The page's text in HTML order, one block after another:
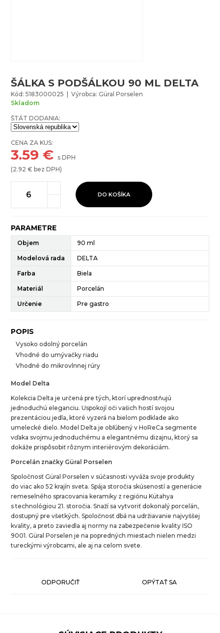
ŠÁLKA S PODŠÁLKOU 90 ML DELTA
Kód: 5183000025 | Výrobca: Güral Porselen
Skladom
ŠTÁT DODANIA:
CENA ZA KUS:
3.59 € s DPH
(2.92 € bez DPH)
DO KOŠÍKA
PARAMETRE
Objem 90 ml
Modelová rada DELTA
Farba Biela
Materiál Porcelán
Určenie Pre gastro
POPIS
Vysoko odolný porcelán
Vhodné do umývačky riadu
Vhodné do mikrovlnnej rúry
Model Delta
Kolekcia Delta je určená pre tých, ktorí uprednostňujú
jednoduchú eleganciu. Uspokojí oči vašich hostí svojou
prezentáciou jedla, ktoré vyzerá na bielom podklade ako
umelecké dielo. Model Delta je obľúbený v HoReCa segmente
vďaka svojmu jednoduchému a elegantnému dizajnu, ktorý sa
dokáže prispôsobiť rôznym interiérovým dekoráciám.
Porcelán značky Güral Porselen
Spoločnosť Güral Porselen v súčasnosti vyváža svoje produkty
do viac ako 52 krajín sveta. Spája storočia skúseností a generácie
remeselného spracovania keramiky z regiónu Kütahya
s technológiou 21. storočia. Snaží sa vytvoriť dokonalý porcelán,
dostupný pre všetkých. Spoločnosť dbá na udržiavanie najvyššej
kvality, a preto zaviedla aj normy na zabezpečenie kvality ISO
9001. Güral Porselen je na popredných miestach nielen medzi
tureckými výrobcami, ale aj na celom svete.
ODPORUČIŤ OPÝTAŤ SA